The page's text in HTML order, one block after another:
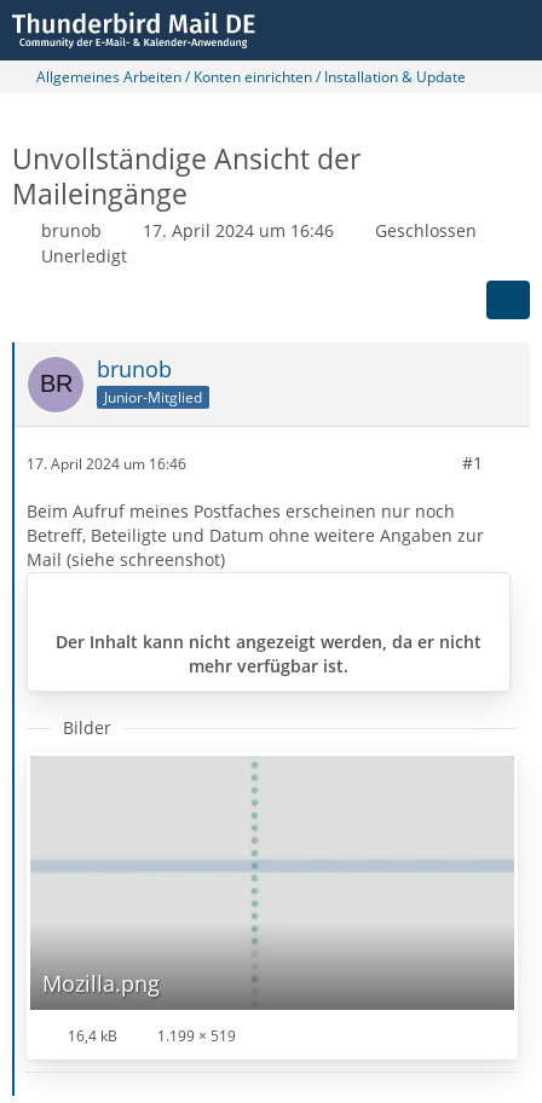
Allgemeines Arbeiten / Konten einrichten / Installation & Update
Unvollständige Ansicht der
Maileingänge
brunob 17. April 2024 um 16:46
Geschlossen
Unerledigt
brunob
Junior-Mitglied
17. April 2024 um 16:46 #1
Beim Aufruf meines Postfaches erscheinen nur noch
Betreff, Beteiligte und Datum ohne weitere Angaben zur
Mail (siehe schreenshot)
Der Inhalt kann nicht angezeigt werden, da er nicht
mehr verfügbar ist.
Bilder
Mozilla.png
16,4 kB 1.199 × 519